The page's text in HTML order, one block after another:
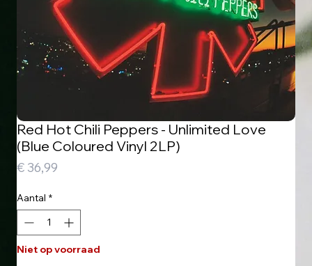
Red Hot Chili Peppers - Unlimited Love
(Blue Coloured Vinyl 2LP)
€ 36,99
Aantal *
Niet op voorraad